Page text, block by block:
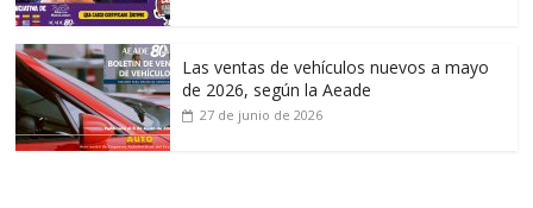
Las ventas de vehículos nuevos a mayo
de 2026, según la Aeade
27 de junio de 2026